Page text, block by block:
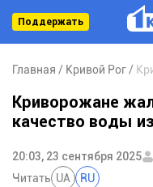
Поддержать
Главная Кривой Рог
Криворожане
качество воды
20:03, 23 сентября 2025
Читать UA RU